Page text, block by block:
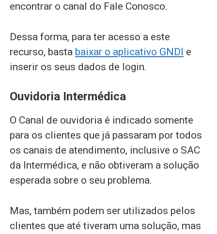
encontrar o canal do Fale Conosco.
Dessa forma, para ter acesso a este
recurso, basta baixar o aplicativo GNDI e
inserir os seus dados de login.
Ouvidoria Intermédica
O Canal de ouvidoria é indicado somente
para os clientes que já passaram por todos
os canais de atendimento, inclusive o SAC
da Intermédica, e não obtiveram a solução
esperada sobre o seu problema.
Mas, também podem ser utilizados pelos
clientes que até tiveram uma solução, mas